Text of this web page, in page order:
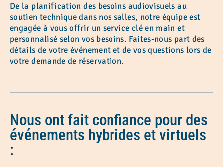
De la planification des besoins audiovisuels au
soutien technique dans nos salles, notre équipe est
engagée à vous offrir un service clé en main et
personnalisé selon vos besoins. Faites-nous part des
détails de votre événement et de vos questions lors de
votre demande de réservation.
Nous ont fait confiance pour des
événements hybrides et virtuels
: